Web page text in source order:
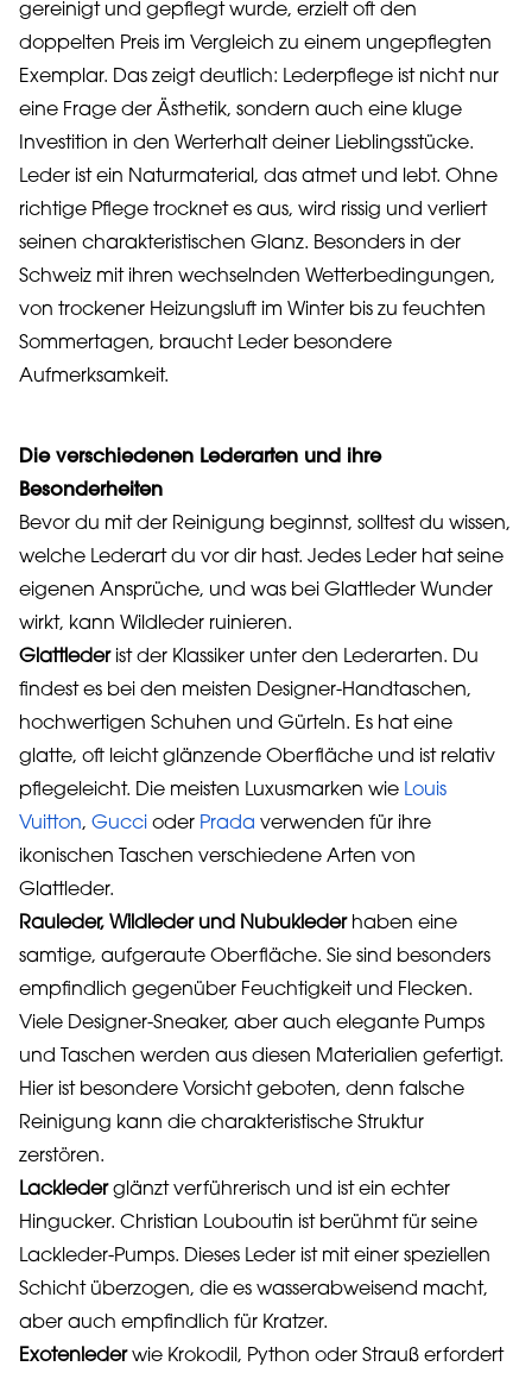
gereinigt und gepflegt wurde, erzielt oft den
doppelten Preis im Vergleich zu einem ungepflegten
Exemplar. Das zeigt deutlich: Lederpflege ist nicht nur
eine Frage der Ästhetik, sondern auch eine kluge
Investition in den Werterhalt deiner Lieblingsstücke.
Leder ist ein Naturmaterial, das atmet und lebt. Ohne
richtige Pflege trocknet es aus, wird rissig und verliert
seinen charakteristischen Glanz. Besonders in der
Schweiz mit ihren wechselnden Wetterbedingungen,
von trockener Heizungsluft im Winter bis zu feuchten
Sommertagen, braucht Leder besondere
Aufmerksamkeit.
Die verschiedenen Lederarten und ihre
Besonderheiten
Bevor du mit der Reinigung beginnst, solltest du wissen,
welche Lederart du vor dir hast. Jedes Leder hat seine
eigenen Ansprüche, und was bei Glattleder Wunder
wirkt, kann Wildleder ruinieren.
Glattlederist der Klassiker unter den Lederarten. Du
findest es bei den meisten Designer-Handtaschen,
hochwertigen Schuhen und Gürteln. Es hat eine
glatte, oft leicht glänzende Oberfläche und ist relativ
pflegeleicht. Die meisten Luxusmarken wie Louis
Vuitton, Gucci oder Prada verwenden für ihre
ikonischen Taschen verschiedene Arten von
Glattleder.
Rauleder, Wildleder und Nubuklederhaben eine
samtige, aufgeraute Oberfläche. Sie sind besonders
empfindlich gegenüber Feuchtigkeit und Flecken.
Viele Designer-Sneaker, aber auch elegante Pumps
und Taschen werden aus diesen Materialien gefertigt.
Hier ist besondere Vorsicht geboten, denn falsche
Reinigung kann die charakteristische Struktur
zerstören.
Lacklederglänzt verführerisch und ist ein echter
Hingucker. Christian Louboutin ist berühmt für seine
Lackleder-Pumps. Dieses Leder ist mit einer speziellen
Schicht überzogen, die es wasserabweisend macht,
aber auch empfindlich für Kratzer.
Exotenlederwie Krokodil, Python oder Strauß erfordert